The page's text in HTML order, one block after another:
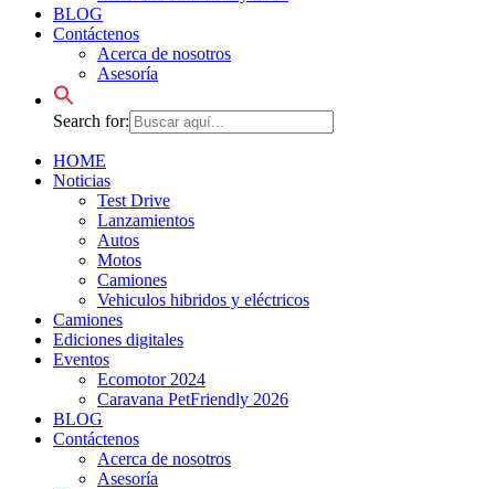
BLOG
Contáctenos
Acerca de nosotros
Asesoría
Search for:
HOME
Noticias
Test Drive
Lanzamientos
Autos
Motos
Camiones
Vehiculos hibridos y eléctricos
Camiones
Ediciones digitales
Eventos
Ecomotor 2024
Caravana PetFriendly 2026
BLOG
Contáctenos
Acerca de nosotros
Asesoría